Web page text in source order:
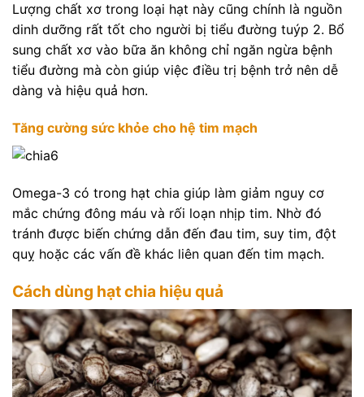
Lượng chất xơ trong loại hạt này cũng chính là nguồn
dinh dưỡng rất tốt cho người bị tiểu đường tuýp 2. Bổ
sung chất xơ vào bữa ăn không chỉ ngăn ngừa bệnh
tiểu đường mà còn giúp việc điều trị bệnh trở nên dễ
dàng và hiệu quả hơn.
Tăng cường sức khỏe cho hệ tim mạch
Omega-3 có trong hạt chia giúp làm giảm nguy cơ
mắc chứng đông máu và rối loạn nhịp tim. Nhờ đó
tránh được biến chứng dẫn đến đau tim, suy tim, đột
quỵ hoặc các vấn đề khác liên quan đến tim mạch.
Cách dùng hạt chia hiệu quả